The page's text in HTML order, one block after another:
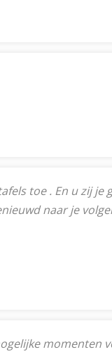
toe . En u zij je
naar je
momenten